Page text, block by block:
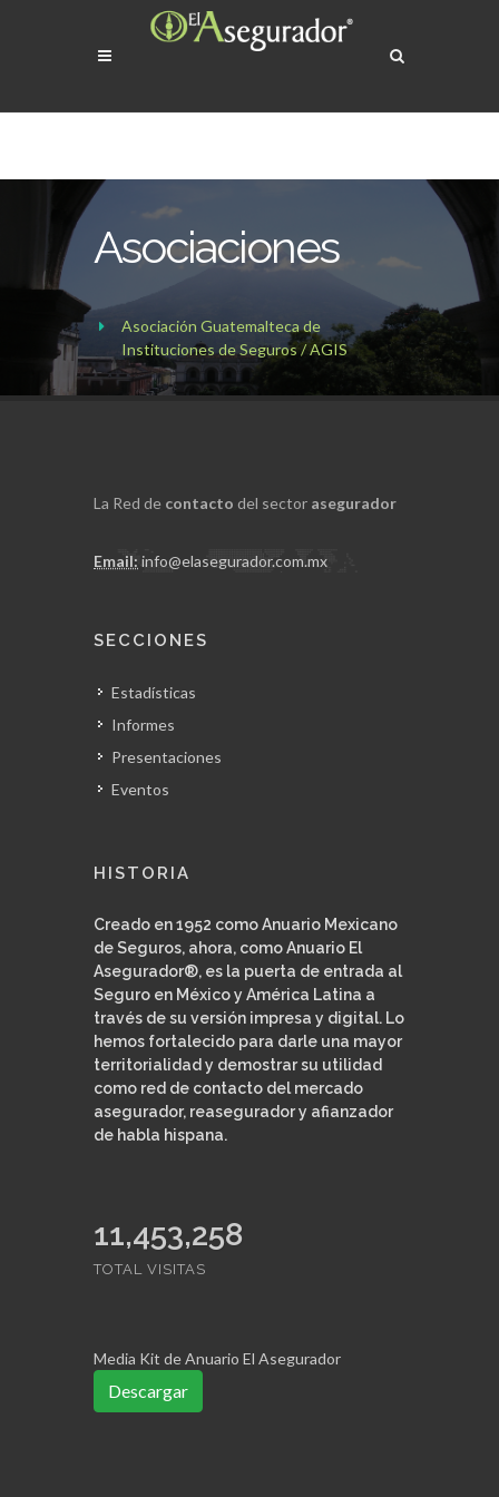
Asociaciones
Asociación Guatemalteca de
Instituciones de Seguros / AGIS
La Red de contacto del sector asegurador
Email: info@elasegurador.com.mx
SECCIONES
Estadísticas
Informes
Presentaciones
Eventos
HISTORIA
Creado en 1952 como Anuario Mexicano
de Seguros, ahora, como Anuario El
Asegurador®, es la puerta de entrada al
Seguro en México y América Latina a
través de su versión impresa y digital. Lo
hemos fortalecido para darle una mayor
territorialidad y demostrar su utilidad
como red de contacto del mercado
asegurador, reasegurador y afianzador
de habla hispana.
11,453,258
TOTAL VISITAS
Media Kit de Anuario El Asegurador
Descargar